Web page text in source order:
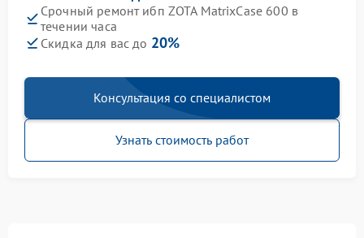
Срочный ремонт ибп ZOTA MatrixCase 600 в
течении часа
Скидка для вас до 20%
Консультация со специалистом
Узнать стоимость работ